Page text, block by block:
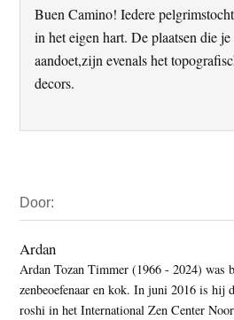
Buen Camino! Iedere
in het eigen hart. De plaatsen die
aandoet,zijn evenals het
decors.
Sidebar
Door:
Ardan
Ardan Tozan Timmer (1966 - 2024) was
zenbeoefenaar en kok. In juni 2016 is hij
roshi in het International Zen Center